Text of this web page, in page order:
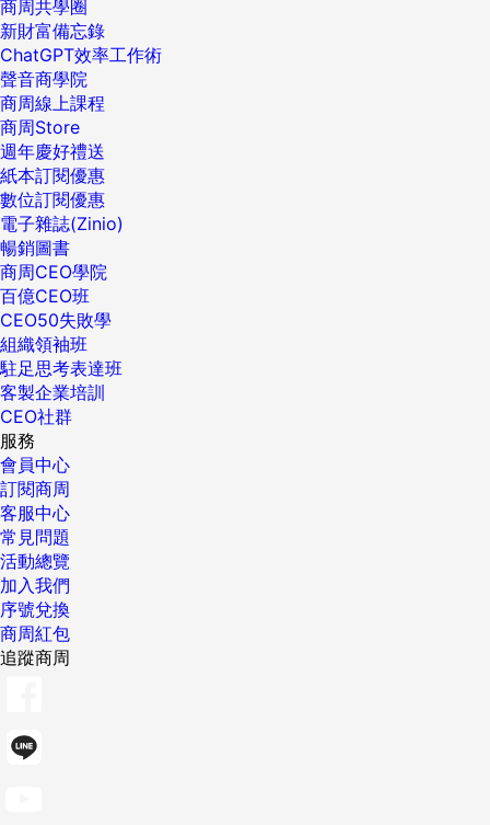
商周共學圈
新財富備忘錄
ChatGPT效率工作術
聲音商學院
商周線上課程
商周Store
週年慶好禮送
紙本訂閱優惠
數位訂閱優惠
電子雜誌(Zinio)
暢銷圖書
商周CEO學院
百億CEO班
CEO50失敗學
組織領袖班
駐足思考表達班
客製企業培訓
CEO社群
服務
會員中心
訂閱商周
客服中心
常見問題
活動總覽
加入我們
序號兌換
商周紅包
追蹤商周